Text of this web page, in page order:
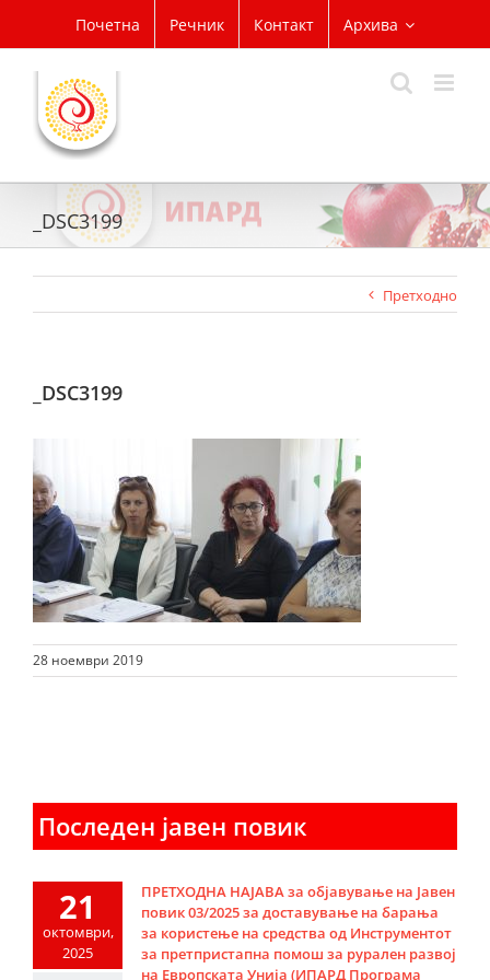
content
Почетна Речник Контакт Архива
_DSC3199
Претходно
_DSC3199
28 ноември 2019
Последен јавен повик
21
октомври,
2025
ПРЕТХОДНА НАЈАВА за објавување на Јавен
повик 03/2025 за доставување на барања
за користење на средства од Инструментот
за претпристапна помош за рурален развој
на Европската Унија (ИПАРД Програма